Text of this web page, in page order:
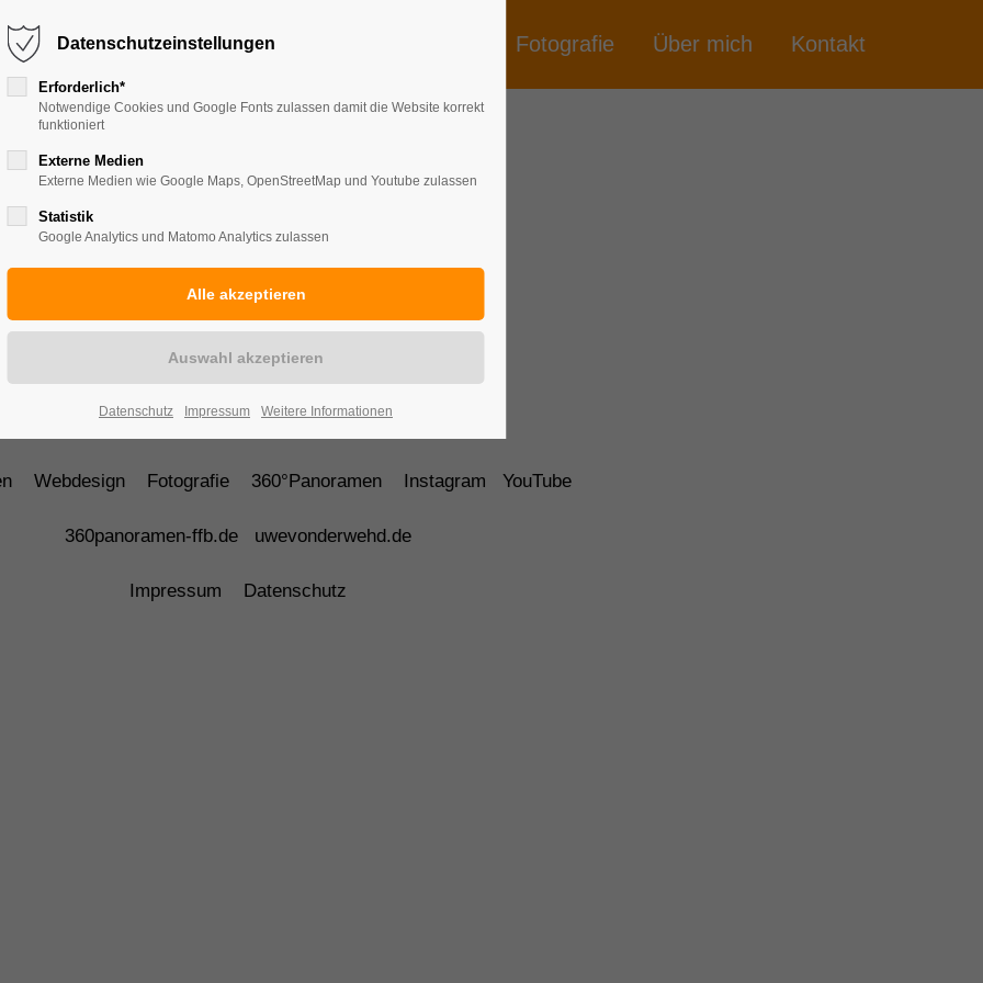
Start Portfolio Fotografie Über mich Kontakt
Webdesign Fotografie 360°Panoramen Instagram YouTube
360panoramen-ffb.de uwevonderwehd.de
Impressum Datenschutz
Datenschutzeinstellungen
Erforderlich*
Notwendige Cookies und Google Fonts zulassen damit die Website korrekt
funktioniert
Externe Medien
Externe Medien wie Google Maps, OpenStreetMap und Youtube zulassen
Statistik
Google Analytics und Matomo Analytics zulassen
Datenschutz Impressum Weitere Informationen